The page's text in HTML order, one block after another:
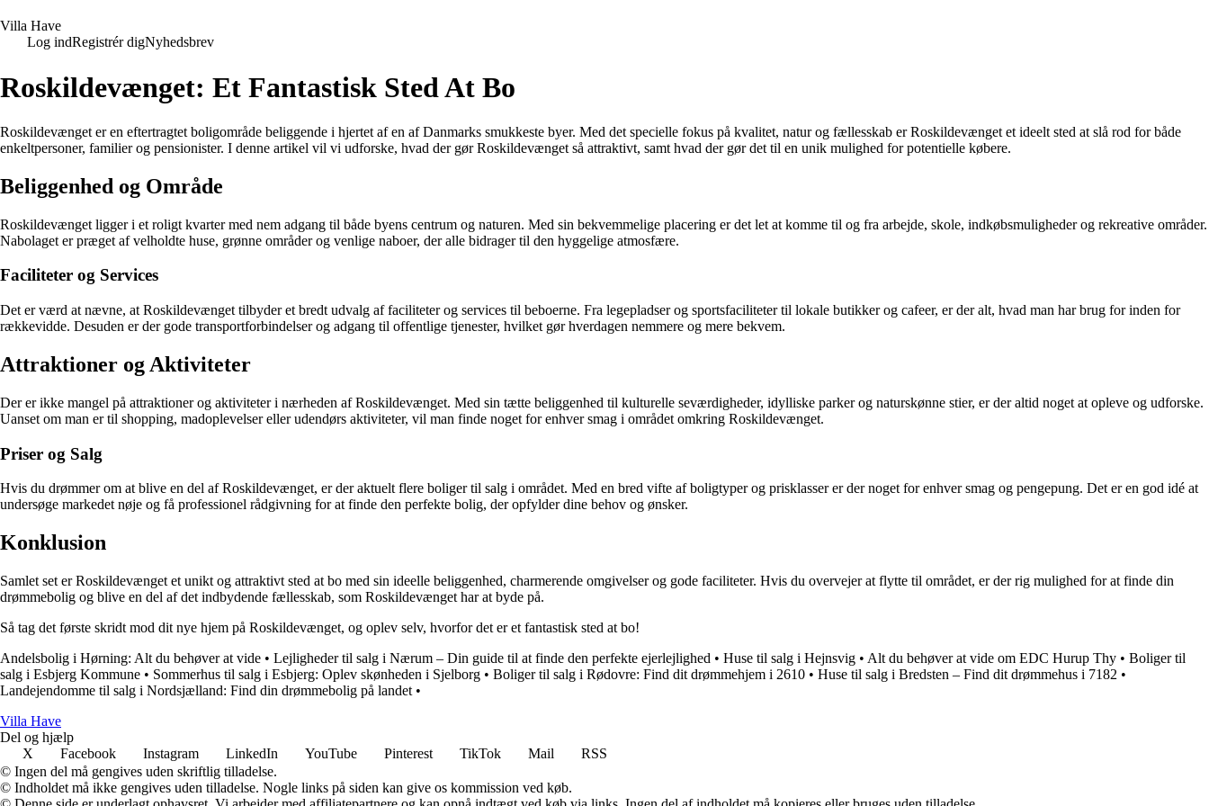
Villa Have
Log indRegistrér digNyhedsbrev
Roskildevænget: Et Fantastisk Sted At Bo
Roskildevænget er en eftertragtet boligområde beliggende i hjertet af en af Danmarks smukkeste byer. Med det specielle fokus på kvalitet, natur og fællesskab er Roskildevænget et ideelt sted at slå rod for både
enkeltpersoner, familier og pensionister. I denne artikel vil vi udforske, hvad der gør Roskildevænget så attraktivt, samt hvad der gør det til en unik mulighed for potentielle købere.
Beliggenhed og Område
Roskildevænget ligger i et roligt kvarter med nem adgang til både byens centrum og naturen. Med sin bekvemmelige placering er det let at komme til og fra arbejde, skole, indkøbsmuligheder og rekreative områder.
Nabolaget er præget af velholdte huse, grønne områder og venlige naboer, der alle bidrager til den hyggelige atmosfære.
Faciliteter og Services
Det er værd at nævne, at Roskildevænget tilbyder et bredt udvalg af faciliteter og services til beboerne. Fra legepladser og sportsfaciliteter til lokale butikker og cafeer, er der alt, hvad man har brug for inden for
rækkevidde. Desuden er der gode transportforbindelser og adgang til offentlige tjenester, hvilket gør hverdagen nemmere og mere bekvem.
Attraktioner og Aktiviteter
Der er ikke mangel på attraktioner og aktiviteter i nærheden af Roskildevænget. Med sin tætte beliggenhed til kulturelle seværdigheder, idylliske parker og naturskønne stier, er der altid noget at opleve og udforske.
Uanset om man er til shopping, madoplevelser eller udendørs aktiviteter, vil man finde noget for enhver smag i området omkring Roskildevænget.
Priser og Salg
Hvis du drømmer om at blive en del af Roskildevænget, er der aktuelt flere boliger til salg i området. Med en bred vifte af boligtyper og prisklasser er der noget for enhver smag og pengepung. Det er en god idé at
undersøge markedet nøje og få professionel rådgivning for at finde den perfekte bolig, der opfylder dine behov og ønsker.
Konklusion
Samlet set er Roskildevænget et unikt og attraktivt sted at bo med sin ideelle beliggenhed, charmerende omgivelser og gode faciliteter. Hvis du overvejer at flytte til området, er der rig mulighed for at finde din
drømmebolig og blive en del af det indbydende fællesskab, som Roskildevænget har at byde på.
Så tag det første skridt mod dit nye hjem på Roskildevænget, og oplev selv, hvorfor det er et fantastisk sted at bo!
Andelsbolig i Hørning: Alt du behøver at vide • Lejligheder til salg i Nærum – Din guide til at finde den perfekte ejerlejlighed • Huse til salg i Hejnsvig • Alt du behøver at vide om EDC Hurup Thy • Boliger til
salg i Esbjerg Kommune • Sommerhus til salg i Esbjerg: Oplev skønheden i Sjelborg • Boliger til salg i Rødovre: Find dit drømmehjem i 2610 • Huse til salg i Bredsten – Find dit drømmehus i 7182 •
Landejendomme til salg i Nordsjælland: Find din drømmebolig på landet •
Villa Have
Del og hjælp
X
Facebook Instagram LinkedIn YouTube Pinterest TikTok Mail
RSS
© Ingen del må gengives uden skriftlig tilladelse.
© Indholdet må ikke gengives uden tilladelse. Nogle links på siden kan give os kommission ved køb.